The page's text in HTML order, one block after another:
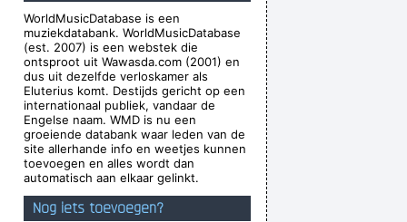
we'd all love one another.~ Frank Zappa
emotion into music..~ Carlos Santana
a good George Harrison.~ Noel Gallagher
disapproval that means anything.~ Agneta
Fältskog
and pot in the pot box~ George Harrison
during a live performance of "Christian"
Excuse me while I kiss the sky
WorldMusicDatabase is een
muziekdatabank. WorldMusicDatabase
(est. 2007) is een webstek die
ontsproot uit Wawasda.com (2001) en
dus uit dezelfde verloskamer als
Eluterius komt. Destijds gericht op een
internationaal publiek, vandaar de
Engelse naam. WMD is nu een
groeiende databank waar leden van de
site allerhande info en weetjes kunnen
toevoegen en alles wordt dan
automatisch aan elkaar gelinkt.
Nog iets toevoegen?